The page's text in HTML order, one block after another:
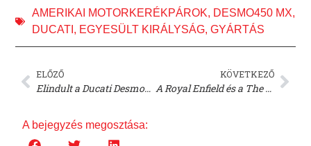
AMERIKAI MOTORKERÉKPÁROK, DESMO450 MX,
DUCATI , EGYESÜLT KIRÁLYSÁG,GYÁRTÁS
ELŐZŐ
Elindult a Ducati Desmo450 MX gyártása – Megérkezési időpont az Egyesült Királyságba véglegesítve!
KÖVETKEZŐ
A Royal Enfield és a The Great Frog közös motorépítésbe kezdett
A bejegyzés megosztása: